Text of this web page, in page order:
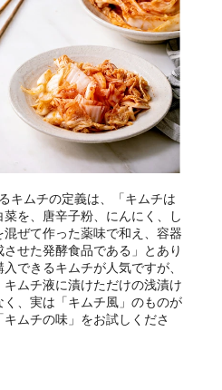
キムチの定義は、「キムチは
を、唐辛子粉、にんにく、し
混ぜて作った薬味で和え、容器
せた発酵食品である」とあり
できるキムチが人気ですが、
ムチ液に漬けただけの浅漬け
、実は「キムチ風」のものが
ムチの味」をお試しくださ